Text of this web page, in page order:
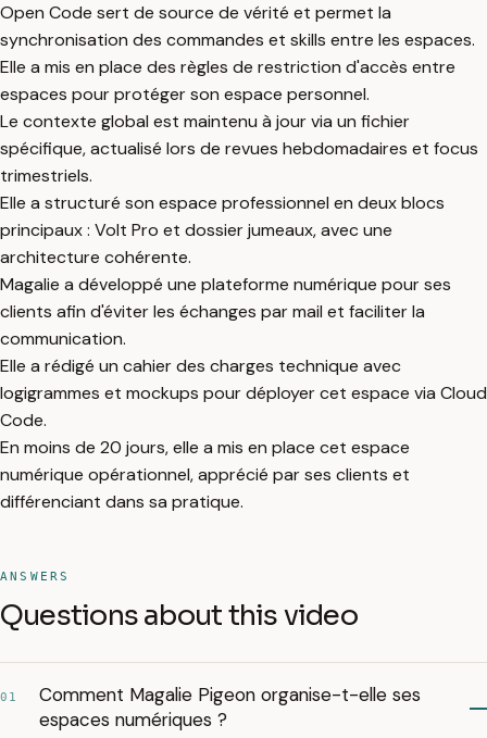
Open Code sert de source de vérité et permet la
synchronisation des commandes et skills entre les espaces.
Elle a mis en place des règles de restriction d'accès entre
espaces pour protéger son espace personnel.
Le contexte global est maintenu à jour via un fichier
spécifique, actualisé lors de revues hebdomadaires et focus
trimestriels.
Elle a structuré son espace professionnel en deux blocs
principaux : Volt Pro et dossier jumeaux, avec une
architecture cohérente.
Magalie a développé une plateforme numérique pour ses
clients afin d'éviter les échanges par mail et faciliter la
communication.
Elle a rédigé un cahier des charges technique avec
logigrammes et mockups pour déployer cet espace via Cloud
Code.
En moins de 20 jours, elle a mis en place cet espace
numérique opérationnel, apprécié par ses clients et
différenciant dans sa pratique.
ANSWERS
Questions about this video
01
Comment Magalie Pigeon organise-t-elle ses
espaces numériques ?